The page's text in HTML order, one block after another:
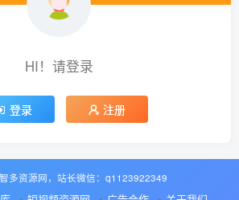
HI！请登录
登录 注册
多资源网，站长微信：q1123922349